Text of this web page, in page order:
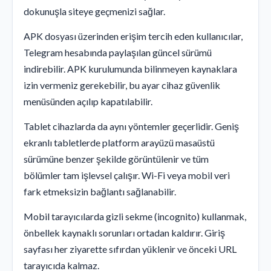
dokunuşla siteye geçmenizi sağlar.
APK dosyası üzerinden erişim tercih eden kullanıcılar,
Telegram hesabında paylaşılan güncel sürümü
indirebilir. APK kurulumunda bilinmeyen kaynaklara
izin vermeniz gerekebilir, bu ayar cihaz güvenlik
menüsünden açılıp kapatılabilir.
Tablet cihazlarda da aynı yöntemler geçerlidir. Geniş
ekranlı tabletlerde platform arayüzü masaüstü
sürümüne benzer şekilde görüntülenir ve tüm
bölümler tam işlevsel çalışır. Wi-Fi veya mobil veri
fark etmeksizin bağlantı sağlanabilir.
Mobil tarayıcılarda gizli sekme (incognito) kullanmak,
önbellek kaynaklı sorunları ortadan kaldırır. Giriş
sayfası her ziyarette sıfırdan yüklenir ve önceki URL
tarayıcıda kalmaz.